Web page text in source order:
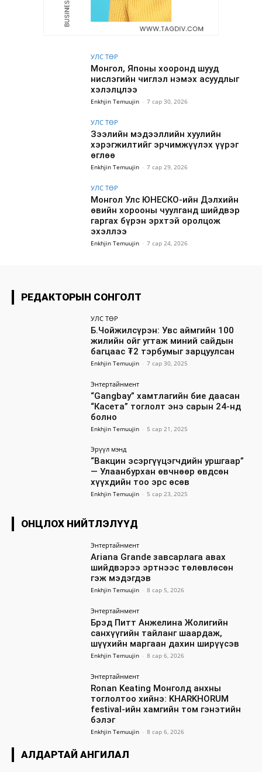
УЛС ТӨР
Монгол, Японы хооронд шууд
нислэгийн чиглэл нэмэх асуудлыг
хэлэлцлээ
Enkhjin Temuujin - 7 сар 30, 2026
УЛС ТӨР
Зээлийн мэдээллийн хуулийн
хэрэгжилтийг эрчимжүүлэх үүрэг
өглөө
Enkhjin Temuujin - 7 сар 29, 2026
УЛС ТӨР
Монгол Улс ЮНЕСКО-ийн Дэлхийн
өвийн хорооны чуулганд шийдвэр
гаргах бүрэн эрхтэй оролцож
эхэллээ
Enkhjin Temuujin - 7 сар 24, 2026
РЕДАКТОРЫН СОНГОЛТ
УЛС ТӨР
Б.Чойжилсүрэн: Увс аймгийн 100
жилийн ойг угтаж миний сайдын
багцаас ₮2 тэрбумыг зарцуулсан
Enkhjin Temuujin - 7 сар 30, 2025
Энтертайнмент
“Gangbay” хамтлагийн бие даасан
“Касета” тоглолт энэ сарын 24-нд
болно
Enkhjin Temuujin - 5 сар 21, 2025
Эрүүл мэнд
“Вакцин эсэргүүцэгчдийн уршгаар”
— Улаанбурхан өвчнөөр өвдсөн
хүүхдийн тоо эрс өсөв
Enkhjin Temuujin - 5 сар 23, 2025
ОНЦЛОХ НИЙТЛЭЛҮҮД
Энтертайнмент
Ariana Grande завсарлага авах
шийдвэрээ эртнээс төлөвлөсөн
гэж мэдэгдэв
Enkhjin Temuujin - 8 сар 5, 2026
Энтертайнмент
Брэд Питт Анжелина Жолигийн
санхүүгийн тайланг шаардаж,
шүүхийн маргаан дахин ширүүсэв
Enkhjin Temuujin - 8 сар 6, 2026
Энтертайнмент
Ronan Keating Монголд анхны
тоглолтоо хийнэ: KHARKHORUM
festival-ийн хамгийн том гэнэтийн
бэлэг
Enkhjin Temuujin - 8 сар 6, 2026
АЛДАРТАЙ АНГИЛАЛ